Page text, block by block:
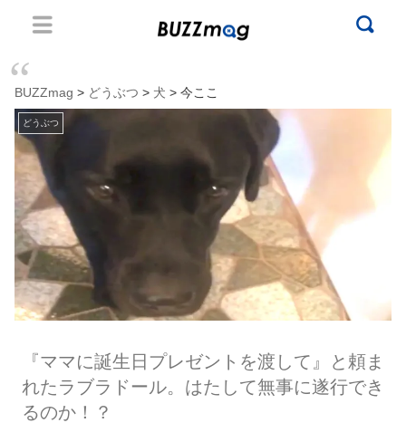
BUZZmag > どうぶつ > 犬 > 今ここ
どうぶつ
『ママに誕生日プレゼントを渡して』と頼ま
れたラブラドール。はたして無事に遂行でき
るのか！？